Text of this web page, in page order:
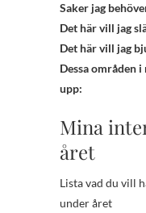
Saker jag
Det här vill jag
Det här vill jag
Dessa områden
upp:
Mina
året
Lista vad du vill
under året